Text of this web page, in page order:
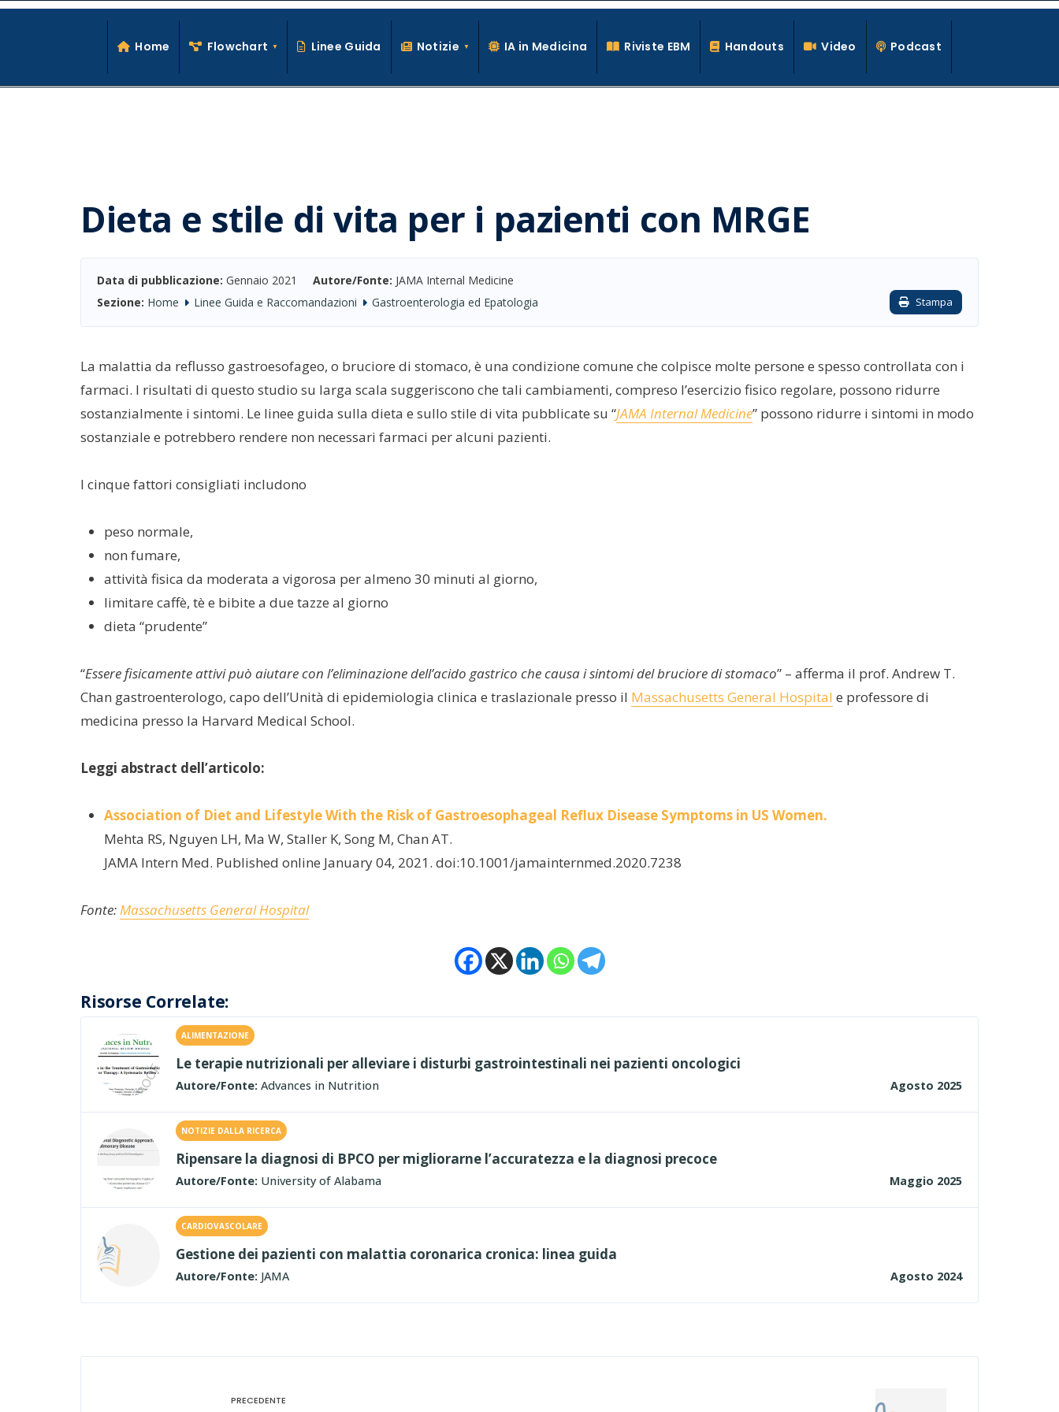
Skip
La conoscenza clinica per la pratica medica quotidiana
Home Flowchart Linee Guida Notizie IA in Medicina Riviste EBM Handouts Video Podcast
Dieta e stile di vita per i pazienti con MRGE
Data di pubblicazione: Gennaio 2021 Autore/Fonte: JAMA Internal Medicine
Sezione: Home Linee Guida e Raccomandazioni Gastroenterologia ed Epatologia Stampa
La malattia da reflusso gastroesofageo, o bruciore di stomaco, è una condizione comune che colpisce molte persone e spesso controllata con i
farmaci. I risultati di questo studio su larga scala suggeriscono che tali cambiamenti, compreso l’esercizio fisico regolare, possono ridurre
sostanzialmente i sintomi. Le linee guida sulla dieta e sullo stile di vita pubblicate su “JAMA Internal Medicine” possono ridurre i sintomi in modo
sostanziale e potrebbero rendere non necessari farmaci per alcuni pazienti.
I cinque fattori consigliati includono
peso normale,
non fumare,
attività fisica da moderata a vigorosa per almeno 30 minuti al giorno,
limitare caffè, tè e bibite a due tazze al giorno
dieta “prudente”
“Essere fisicamente attivi può aiutare con l’eliminazione dell’acido gastrico che causa i sintomi del bruciore di stomaco” – afferma il prof. Andrew T.
Chan gastroenterologo, capo dell’Unità di epidemiologia clinica e traslazionale presso il Massachusetts General Hospital e professore di
medicina presso la Harvard Medical School.
Leggi abstract dell’articolo:
Association of Diet and Lifestyle With the Risk of Gastroesophageal Reflux Disease Symptoms in US Women.
Mehta RS, Nguyen LH, Ma W, Staller K, Song M, Chan AT.
JAMA Intern Med. Published online January 04, 2021. doi:10.1001/jamainternmed.2020.7238
Fonte:Massachusetts General Hospital
Risorse Correlate:
ALIMENTAZIONE
Le terapie nutrizionali per alleviare i disturbi gastrointestinali nei pazienti oncologici
Autore/Fonte: Advances in Nutrition Agosto 2025
NOTIZIE DALLA RICERCA
Ripensare la diagnosi di BPCO per migliorarne l’accuratezza e la diagnosi precoce
Autore/Fonte: University of Alabama Maggio 2025
CARDIOVASCOLARE
Gestione dei pazienti con malattia coronarica cronica: linea guida
Autore/Fonte: JAMA Agosto 2024